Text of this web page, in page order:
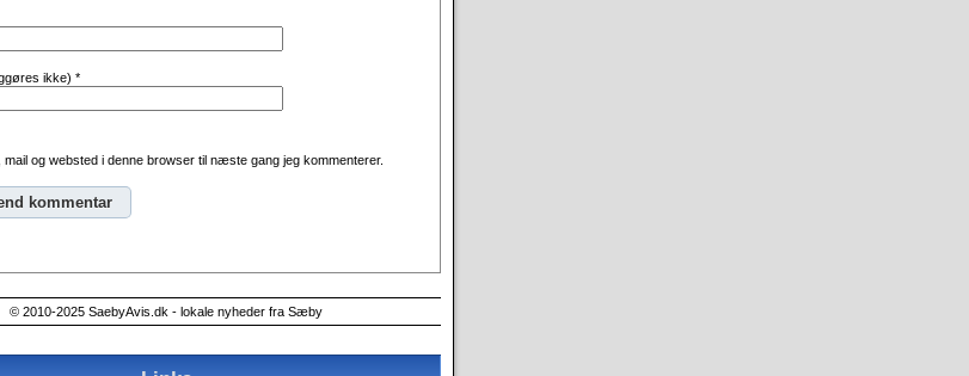
ikke) *
mail og websted i denne browser til næste gang jeg kommenterer.
© 2010-2025 SaebyAvis.dk - lokale nyheder fra Sæby